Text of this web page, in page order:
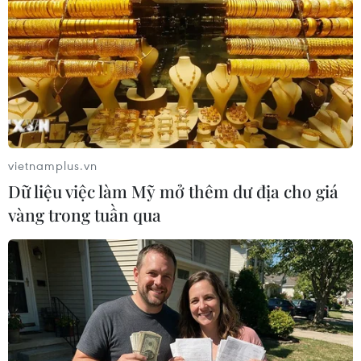
Löw nhận thấy bộ đôi trung vệ đội tuyển Pháp
không phải là lựa chon hàng đầu của
Deschamps. Họ thậm chí chỉ là thay thế dự
bị. Hàng thủ bên cạnh Laurent Koscielny rất dễ
bị tổn thương trong những pha bóng cố định
hay những đường chuyền bổng từ ngoài vào.
Hàng thủ lại khá mong manh và đã để thủng lưới 4 bàn
vietnamplus.vn
Dữ liệu việc làm Mỹ mở thêm dư địa cho giá
vàng trong tuần qua